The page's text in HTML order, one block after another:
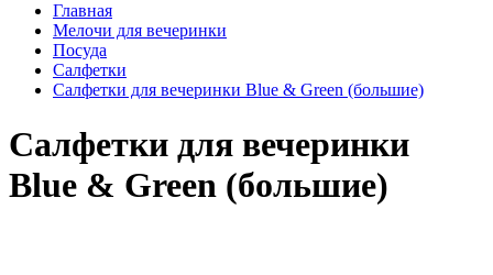
Главная
Мелочи для вечеринки
Посуда
Салфетки
Салфетки для вечеринки Blue & Green (большие)
Салфетки для вечеринки
Blue & Green (большие)